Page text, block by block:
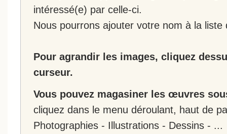
intéressé(e) par celle-ci.
Nous pourrons ajouter votre nom à la liste
Pour agrandir les images, cliquez
curseur.
Vous pouvez magasiner les œuvres
cliquez dans le menu déroulant, haut de
Photographies - Illustrations - Dessins - ...